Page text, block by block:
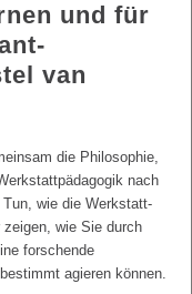
und für
van
die Philosophie,
nach
wie die Werkstatt-
wie Sie durch
forschende
agieren können.